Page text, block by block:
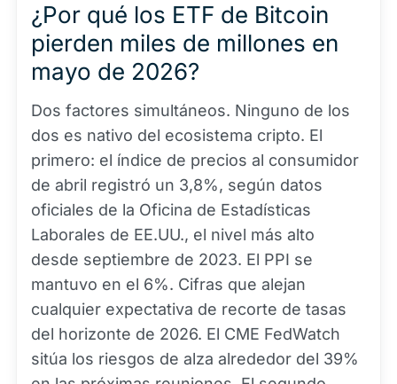
¿Por qué los ETF de Bitcoin
pierden miles de millones en
mayo de 2026?
Dos factores simultáneos. Ninguno de los
dos es nativo del ecosistema cripto. El
primero: el índice de precios al consumidor
de abril registró un 3,8%, según datos
oficiales de la Oficina de Estadísticas
Laborales de EE.UU., el nivel más alto
desde septiembre de 2023. El PPI se
mantuvo en el 6%. Cifras que alejan
cualquier expectativa de recorte de tasas
del horizonte de 2026. El CME FedWatch
sitúa los riesgos de alza alrededor del 39%